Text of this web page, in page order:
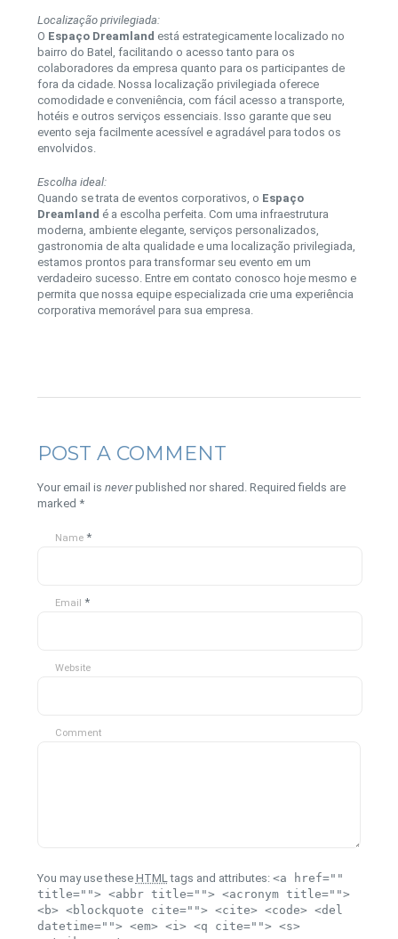
Localização privilegiada:
O Espaço Dreamland está estrategicamente localizado no
bairro do Batel, facilitando o acesso tanto para os
colaboradores da empresa quanto para os participantes de
fora da cidade. Nossa localização privilegiada oferece
comodidade e conveniência, com fácil acesso a transporte,
hotéis e outros serviços essenciais. Isso garante que seu
evento seja facilmente acessível e agradável para todos os
envolvidos.
Escolha ideal:
Quando se trata de eventos corporativos, o Espaço
Dreamland é a escolha perfeita. Com uma infraestrutura
moderna, ambiente elegante, serviços personalizados,
gastronomia de alta qualidade e uma localização privilegiada,
estamos prontos para transformar seu evento em um
verdadeiro sucesso. Entre em contato conosco hoje mesmo e
permita que nossa equipe especializada crie uma experiência
corporativa memorável para sua empresa.
POST A COMMENT
Your email is neverpublished nor shared. Required fields are
marked *
Name *
Email *
Website
Comment
You may use these HTMLtags and attributes: <a href=""
title=""> <abbr title=""> <acronym title="">
<b> <blockquote cite=""> <cite> <code> <del
datetime=""> <em> <i> <q cite=""> <s>